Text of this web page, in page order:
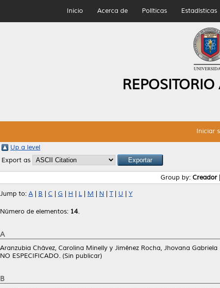
Inicio Acerca de Políticas Estadísticas
Iniciar
Up a level
Export as
Group by: Creador
Jump to: A B C G H L M N T| U Y
Número de elementos: 14.
A
Aranzubia Chávez, Carolina Minelly y Jiménez Rocha, Jhovana Gabriela
NO ESPECIFICADO. (Sin publicar)
B